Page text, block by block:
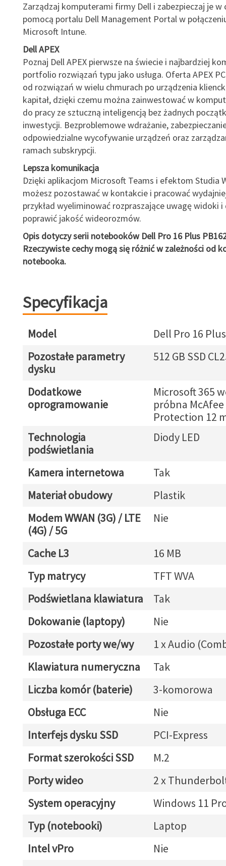
Zarządzaj komputerami firmy Dell i zabezpieczaj je w
pomocą portalu Dell Management Portal w
Microsoft Intune.
Dell APEX
Poznaj Dell APEX pierwsze na świecie i najbardziej
portfolio rozwiązań typu jako usługa. Oferta APEX
od rozwiązań w wielu chmurach po urządzenia
kapitał, dzięki czemu można zainwestować w
do pracy ze sztuczną inteligencją bez żadnych
inwestycji. Bezproblemowe wdrażanie,
odpowiedzialne wycofywanie urządzeń oraz
ramach subskrypcji.
Lepsza komunikacja
Dzięki aplikacjom Microsoft Teams i efektom Studia
możesz pozostawać w kontakcie i pracować
przykład wyeliminować rozpraszające uwagę widoki
poprawić jakość wideorozmów.
Opis dotyczy serii notebooków Dell Pro 16 Plus
Rzeczywiste cechy mogą się różnić w zależności od
notebooka.
Specyfikacja
Model
Dell Pro 16
Pozostałe parametry
dysku
512 GB SSD
Dodatkowe
oprogramowanie
Microsoft 365
próbna
Protection 12
Technologia
podświetlania
Diody LED
Kamera internetowa
Tak
Materiał obudowy
Plastik
Modem WWAN (3G) / LTE
(4G) / 5G
Nie
Cache L3
16 MB
Typ matrycy
TFT WVA
Podświetlana klawiatura
Tak
Dokowanie (laptopy)
Nie
Pozostałe porty we/wy
1 x Audio
Klawiatura numeryczna
Tak
Liczba komór (baterie)
3-komorowa
Obsługa ECC
Nie
Interfejs dysku SSD
PCI-Express
Format szerokości SSD
M.2
Porty wideo
2 x
System operacyjny
Windows 11
Typ (notebooki)
Laptop
Intel vPro
Nie